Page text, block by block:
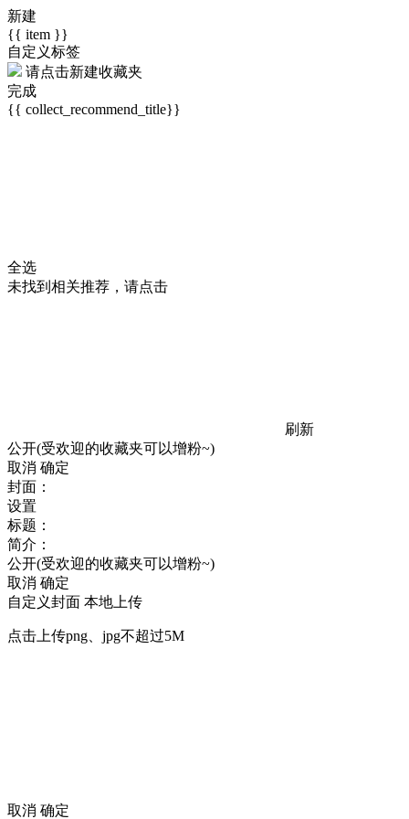
新建
{{ item }}
自定义标签
请点击新建收藏夹
完成
{{ collect_recommend_title}}
全选
未找到相关推荐，请点击
刷新
公开(受欢迎的收藏夹可以增粉~)
取消 确定
封面：
设置
标题：
简介：
公开(受欢迎的收藏夹可以增粉~)
取消 确定
自定义封面 本地上传
点击上传png、jpg不超过5M
取消 确定